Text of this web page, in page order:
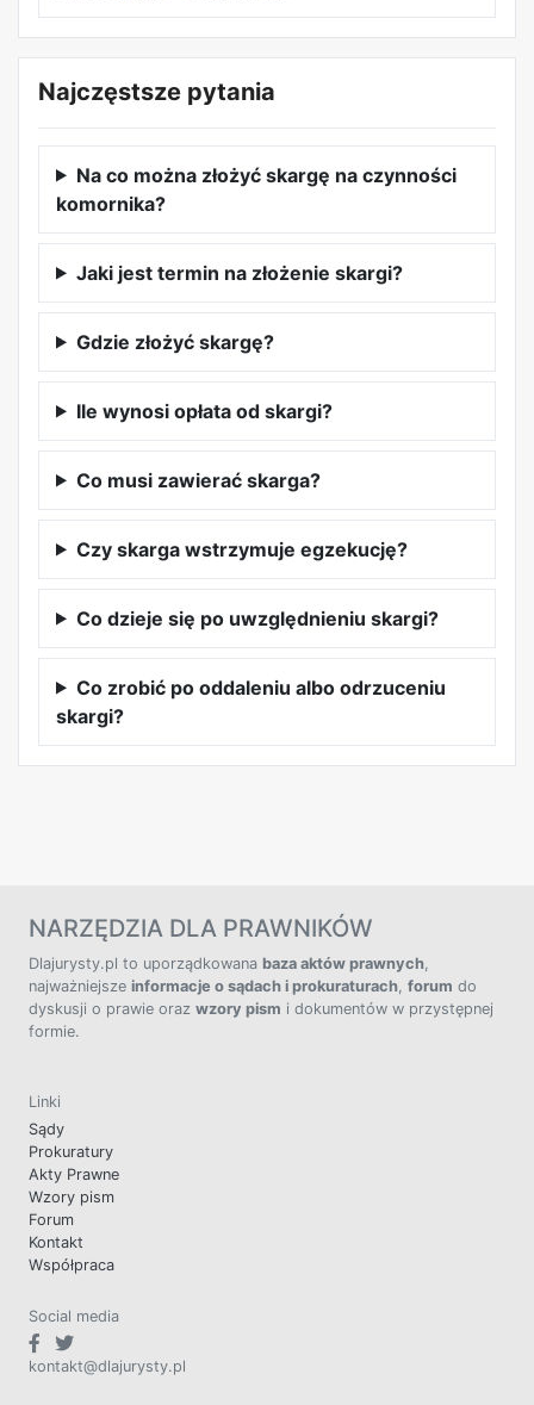
Najczęstsze pytania
Na co można złożyć skargę na czynności
komornika?
Jaki jest termin na złożenie skargi?
Gdzie złożyć skargę?
Ile wynosi opłata od skargi?
Co musi zawierać skarga?
Czy skarga wstrzymuje egzekucję?
Co dzieje się po uwzględnieniu skargi?
Co zrobić po oddaleniu albo odrzuceniu
skargi?
NARZĘDZIA DLA PRAWNIKÓW
Dlajurysty.pl to uporządkowana baza aktów prawnych,
najważniejsze informacje o sądach i prokuraturach, forum do
dyskusji o prawie oraz wzory pism i dokumentów w przystępnej
formie.
Linki
Sądy
Prokuratury
Akty Prawne
Wzory pism
Forum
Kontakt
Współpraca
Social media
kontakt@dlajurysty.pl